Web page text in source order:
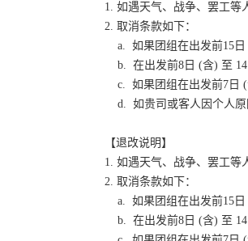
1. 如遇天气、战争、罢工
2. 取消条款如下：
a. 如果团组在出发前15日
b. 在出发前8日 (含) 至 14
c. 如果团组在出发前7日 (
d. 如贵司或客人因个人原
【退改说明】
1. 如遇天气、战争、罢工
2. 取消条款如下：
a. 如果团组在出发前15日
b. 在出发前8日 (含) 至 14